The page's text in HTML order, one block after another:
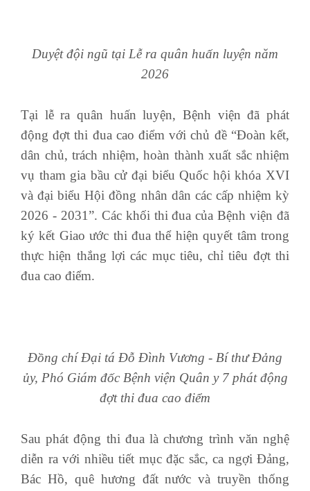
Duyệt đội ngũ tại Lễ ra quân huấn luyện năm
2026
Tại lễ ra quân huấn luyện, Bệnh viện đã phát
động đợt thi đua cao điểm với chủ đề “Đoàn kết,
dân chủ, trách nhiệm, hoàn thành xuất sắc nhiệm
vụ tham gia bầu cử đại biểu Quốc hội khóa XVI
và đại biểu Hội đồng nhân dân các cấp nhiệm kỳ
2026 - 2031”. Các khối thi đua của Bệnh viện đã
ký kết Giao ước thi đua thể hiện quyết tâm trong
thực hiện thắng lợi các mục tiêu, chỉ tiêu đợt thi
đua cao điểm.
Đồng chí Đại tá Đỗ Đình Vương - Bí thư Đảng
ủy, Phó Giám đốc Bệnh viện Quân y 7 phát động
đợt thi đua cao điểm
Sau phát động thi đua là chương trình văn nghệ
diễn ra với nhiều tiết mục đặc sắc, ca ngợi Đảng,
Bác Hồ, quê hương đất nước và truyền thống